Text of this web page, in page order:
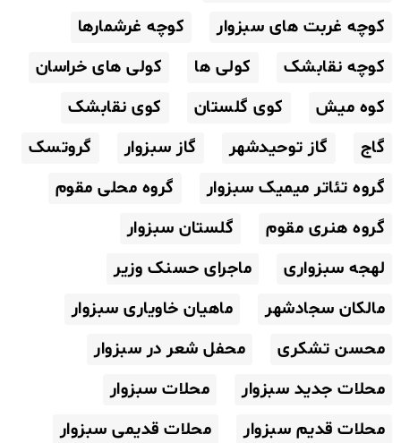
کوچه غربت های سبزوار
کوچه غرشمارها
کوچه نقابشک
کولی ها
کولی های خراسان
کوه میش
کوی گلستان
کوی نقابشک
گاج
گاز توحیدشهر گاز سبزوار
گروتسک
گروه تئاتر میمیک سبزوار
گروه محلی مقوم
گروه هنری مقوم
گلستان سبزوار
لهجه سبزواری
ماجرای حسنک وزیر
مالکان سجادشهر
ماهیان خاویاری سبزوار
محسن تشکری
محفل شعر در سبزوار
محلات جدید سبزوار
محلات سبزوار
محلات قدیم سبزوار
محلات قدیمی سبزوار